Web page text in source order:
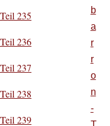
Teil 235
Teil 236
Teil 237
Teil 238
Teil 239
b
a
r
r
o
n
-